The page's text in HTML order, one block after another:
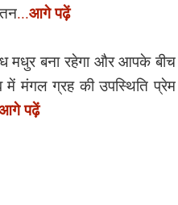
...आगे पढ़ें
मधुर बना रहेगा और आपके बीच
में मंगल ग्रह की उपस्थिति प्रेम
पढ़ें